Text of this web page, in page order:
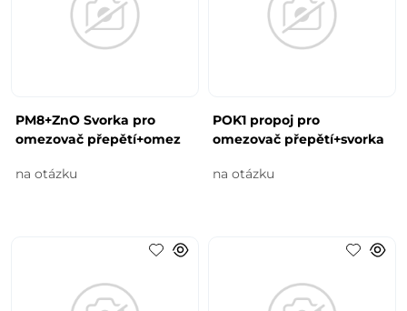
PM8+ZnO Svorka pro
omezovač přepětí+omez
na otázku
POK1 propoj pro
omezovač přepětí+svorka
na otázku